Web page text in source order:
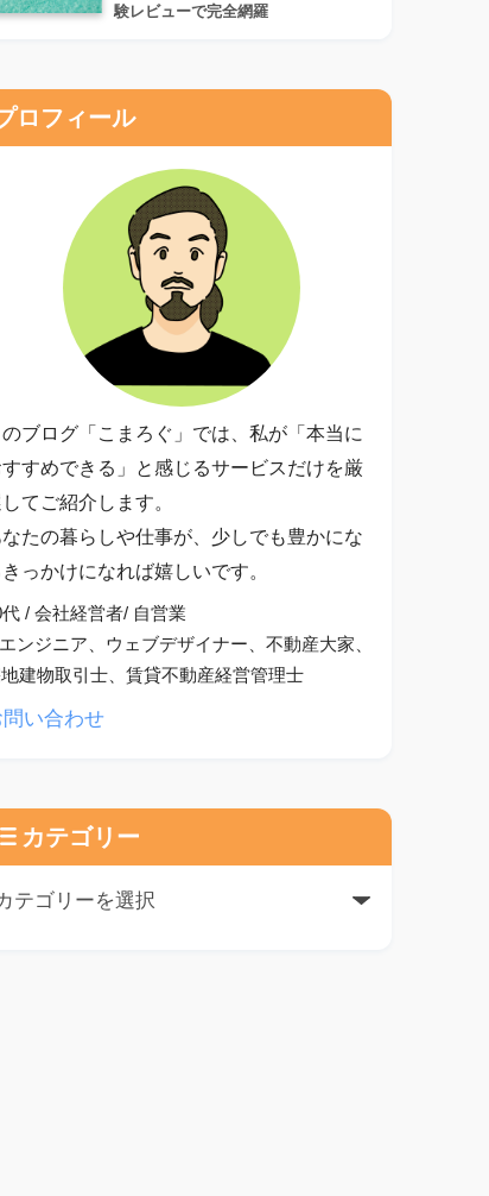
験レビューで完全網羅
ロフィール
のブログ「こまろぐ」では、私が「本当に
すすめできる」と感じるサービスだけを厳
てご紹介します。
なたの暮らしや仕事が、少しでも豊かにな
きっかけになれば嬉しいです。
/ 会社経営者/ 自営業
エンジニア、ウェブデザイナー、不動産大家、
建物取引士、賃貸不動産経営管理士
問い合わせ
カテゴリー